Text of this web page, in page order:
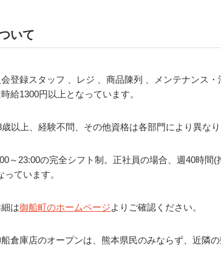
いて
登録スタッフ 、レジ 、商品陳列 、メンテナンス
給1300円以上となっています。
以上、経験不問、その他資格は各部門により異なり
～23:00の完全シフト制。正社員の場合、週40時間(
ています。
は御船町のホームページよりご確認ください。
倉庫店のオープンは、熊本県民のみならず、近隣